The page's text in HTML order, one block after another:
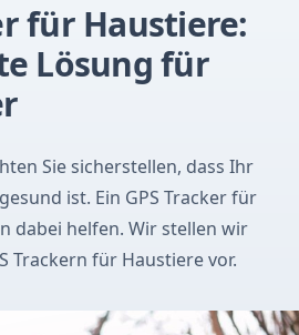
für Haustiere:
Lösung für
Sie sicherstellen, dass Ihr
ist. Ein GPS Tracker für
dabei helfen. Wir stellen wir
Trackern für Haustiere vor.